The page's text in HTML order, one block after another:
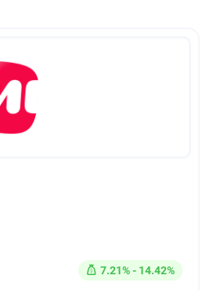
7.21% - 14.42%